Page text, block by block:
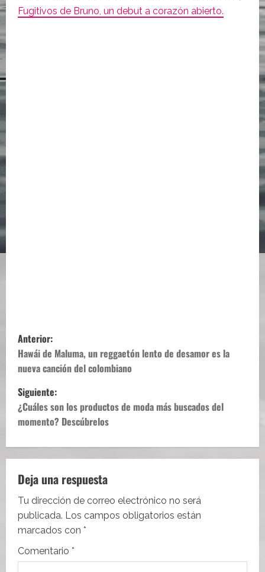
Fugitivos de Bruno, un debut a corazón abierto.
N
a
v
e
g
a
c
i
ó
n
Anterior:
Hawái de Maluma, un reggaetón lento de desamor es la
nueva canción del colombiano
Siguiente:
¿Cuáles son los productos de moda más buscados del
momento? Descúbrelos
Deja una respuesta
Tu dirección de correo electrónico no será
publicada. Los campos obligatorios están
marcados con *
Comentario *